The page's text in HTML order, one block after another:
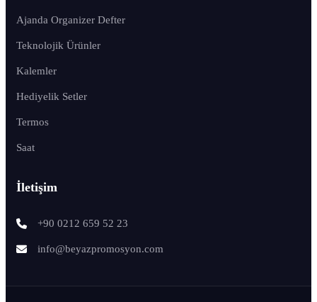
Ajanda Organizer Defter
Teknolojik Ürünler
Kalemler
Hediyelik Setler
Termos
Saat
İletişim
+90 0212 659 52 23
info@beyazpromosyon.com